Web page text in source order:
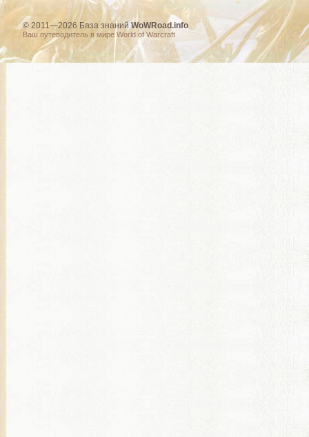
© 2011—2026 База знанийWoWRoad.info
Ваш путеводитель в мире World of Warcraft